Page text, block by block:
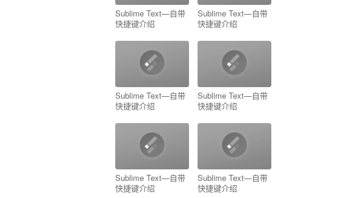
Sublime Text—自带
快捷键介绍
Sublime Text—自带
快捷键介绍
Sublime Text—自带
快捷键介绍
Sublime Text—自带
快捷键介绍
Sublime Text—自带
快捷键介绍
Sublime Text—自带
快捷键介绍